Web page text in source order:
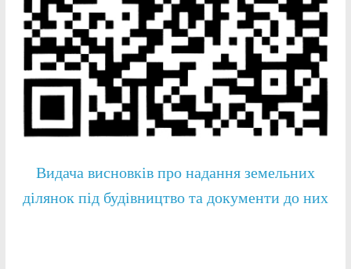
Видача висновків про надання земельних
ділянок під будівництво та документи до них